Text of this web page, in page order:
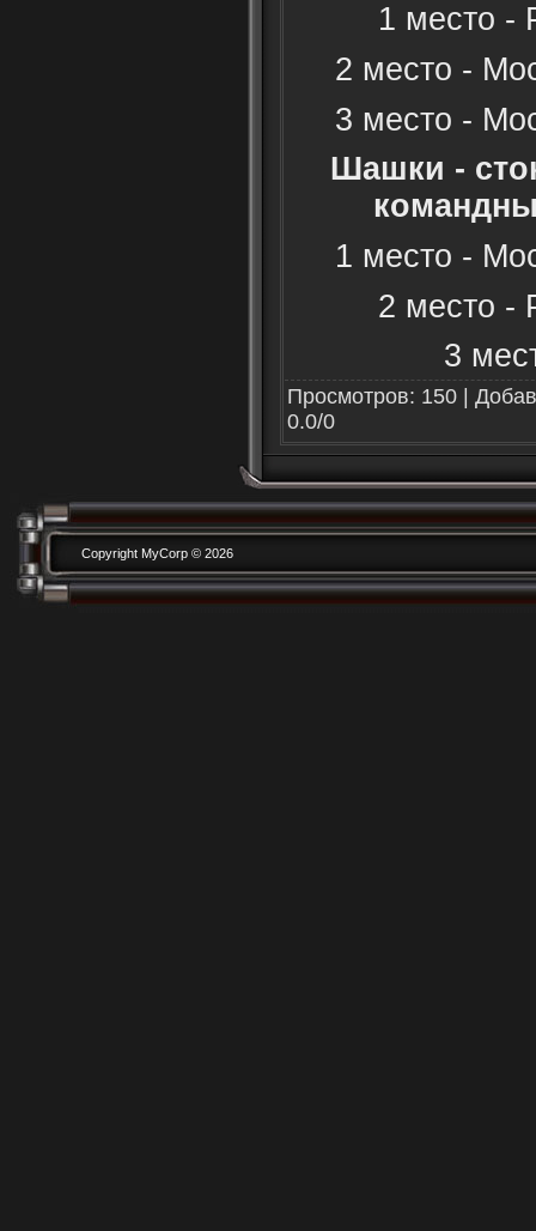
1 место -
2 место -
3 место -
Шашки -
1 место -
2 место -
3
Просмотров: 150 |
0.0/0
Copyright MyCorp © 2026